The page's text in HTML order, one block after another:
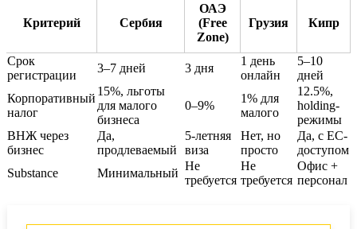
Критерий Сербия
ОАЭ
(Free
Zone)
Грузия Кипр
Срок
регистрации
3–7 дней 3 дня
1 день
онлайн
5–10
дней
Корпоративный
налог
15%, льготы
для малого
бизнеса
0–9%
1% для
малого
12.5%,
holding-
режимы
ВНЖ через
бизнес
Да,
продлеваемый
5-летняя
виза
Нет, но
просто
Да, с ЕС-
доступом
Substance
Минимальный
Не
требуется
Не
требуется
Офис +
персонал